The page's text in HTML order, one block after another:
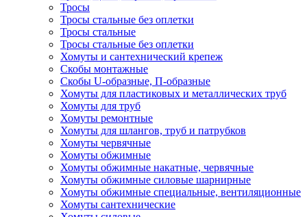
Тросы
Тросы стальные без оплетки
Тросы стальные
Тросы стальные без оплетки
Хомуты и сантехнический крепеж
Скобы монтажные
Скобы U-образные, П-образные
Хомуты для пластиковых и металлических труб
Хомуты для труб
Хомуты ремонтные
Хомуты для шлангов, труб и патрубков
Хомуты червячные
Хомуты обжимные
Хомуты обжимные накатные, червячные
Хомуты обжимные силовые шарнирные
Хомуты обжимные специальные, вентиляционные
Хомуты сантехнические